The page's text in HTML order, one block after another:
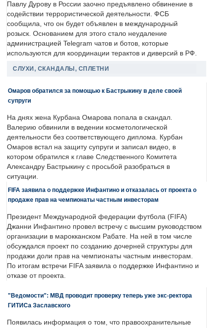
Павлу Дурову в России заочно предъявлено обвинение в
содействии террористической деятельности. ФСБ
сообщила, что он будет объявлен в международный
розыск. Основанием для этого стало неудаление
администрацией Telegram чатов и ботов, которые
используются для координации терактов и диверсий в РФ.
СЛУХИ, СКАНДАЛЫ, СПЛЕТНИ
Омаров обратился за помощью к Бастрыкину в деле своей
супруги
На днях жена Курбана Омарова попала в скандал.
Валерию обвинили в ведении косметологической
деятельности без соответствующего диплома. Курбан
Омаров встал на защиту супруги и записал видео, в
котором обратился к главе Следственного Комитета
Александру Бастрыкину с просьбой разобраться в
ситуации.
FIFA заявила о поддержке Инфантино и отказалась от проекта о
продаже прав на чемпионаты частным инвесторам
Президент Международной федерации футбола (FIFA)
Джанни Инфантино провел встречу с высшим руководством
организации в марокканском Рабате. На ней в том числе
обсуждался проект по созданию дочерней структуры для
продажи доли прав на чемпионаты частным инвесторам.
По итогам встречи FIFA заявила о поддержке Инфантино и
отказе от проекта.
"Ведомости": МВД проводит проверку теперь уже экс-ректора
ГИТИСа Заславского
Появилась информация о том, что правоохранительные